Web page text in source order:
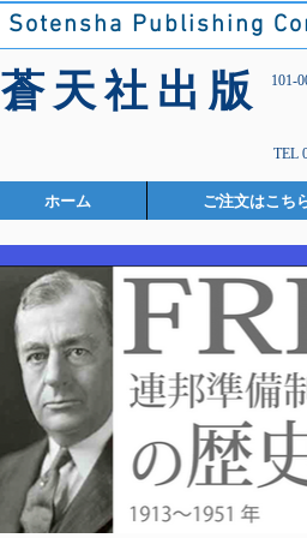
Sotensha Publishing
101-
​蒼天社出版
ホーム ご注文はこち
TEL